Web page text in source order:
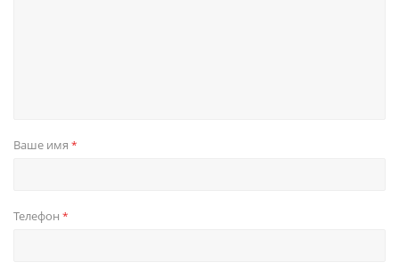
Ваше имя *
Телефон *